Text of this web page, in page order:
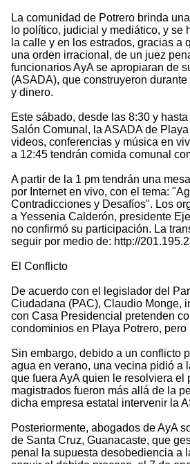
La comunidad de Potrero brinda
lo político, judicial y mediático, y se
la calle y en los estrados, gracias a
una orden irracional, de un juez
funcionarios AyA se apropiaran de
(ASADA), que construyeron
y dinero.
Este sábado, desde las 8:30 y
Salón Comunal, la ASADA de
videos, conferencias y música en
a 12:45 tendrán comida comunal
A partir de la 1 pm tendrán una
por Internet en vivo, con el tema:
Contradicciones y Desafíos". Los
a Yessenia Calderón, presidente
no confirmó su participación. La
seguir por medio de: http://
El Conflicto
De acuerdo con el legislador del
Ciudadana (PAC), Claudio Monge,
con Casa Presidencial pretenden
condominios en Playa Potrero,
Sin embargo, debido a un conflicto
agua en verano, una vecina pidió a
que fuera AyA quien le resolviera el
magistrados fueron más allá de la
dicha empresa estatal intervenir la
Posteriormente, abogados de AyA
de Santa Cruz, Guanacaste, que
penal la supuesta desobediencia a